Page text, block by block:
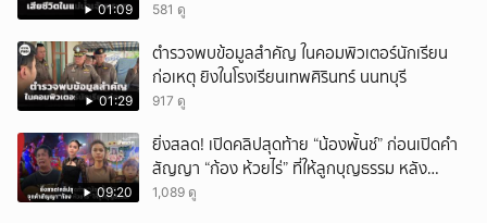
01:09 581 ดู
01:29
ตำรวจพบข้อมูลสำคัญ ในคอมพิวเตอร์นักเรียน
ก่อเหตุ ยิงในโรงเรียนเทพศิรินทร์ นนทบุรี
917 ดู
09:20
ยิ่งสลด! เปิดคลิปสุดท้าย “น้องพั้นช์” ก่อนเปิดคำ
สัญญา “ก้อง ห้วยไร่” ที่ให้ลูกบุญธรรม หลัง
ลาโลก!
1,089 ดู